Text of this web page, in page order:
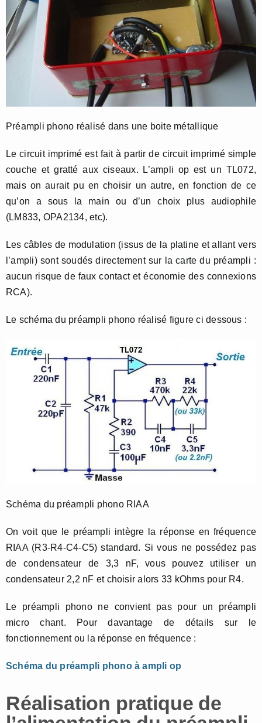
Préampli phono réalisé dans une boite métallique
Le circuit imprimé est fait à partir de circuit imprimé simple
couche et gratté aux ciseaux. L’ampli op est un TL072,
mais on aurait pu en choisir un autre, en fonction de ce
qu’on a sous la main ou d’un choix plus audiophile
(LM833, OPA2134, etc).
Les câbles de modulation (issus de la platine et allant vers
l’ampli) sont soudés directement sur la carte du préampli :
aucun risque de faux contact et économie des connexions
RCA).
Le schéma du préampli phono réalisé figure ci dessous :
Schéma du préampli phono RIAA
On voit que le préampli intègre la réponse en fréquence
RIAA (R3-R4-C4-C5) standard. Si vous ne possédez pas
de condensateur de 3,3 nF, vous pouvez utiliser un
condensateur 2,2 nF et choisir alors 33 kOhms pour R4.
Le préampli phono ne convient pas pour un préampli
micro chant. Pour davantage de détails sur le
fonctionnement ou la réponse en fréquence :
Schéma du préampli phono à ampli op
Réalisation pratique de